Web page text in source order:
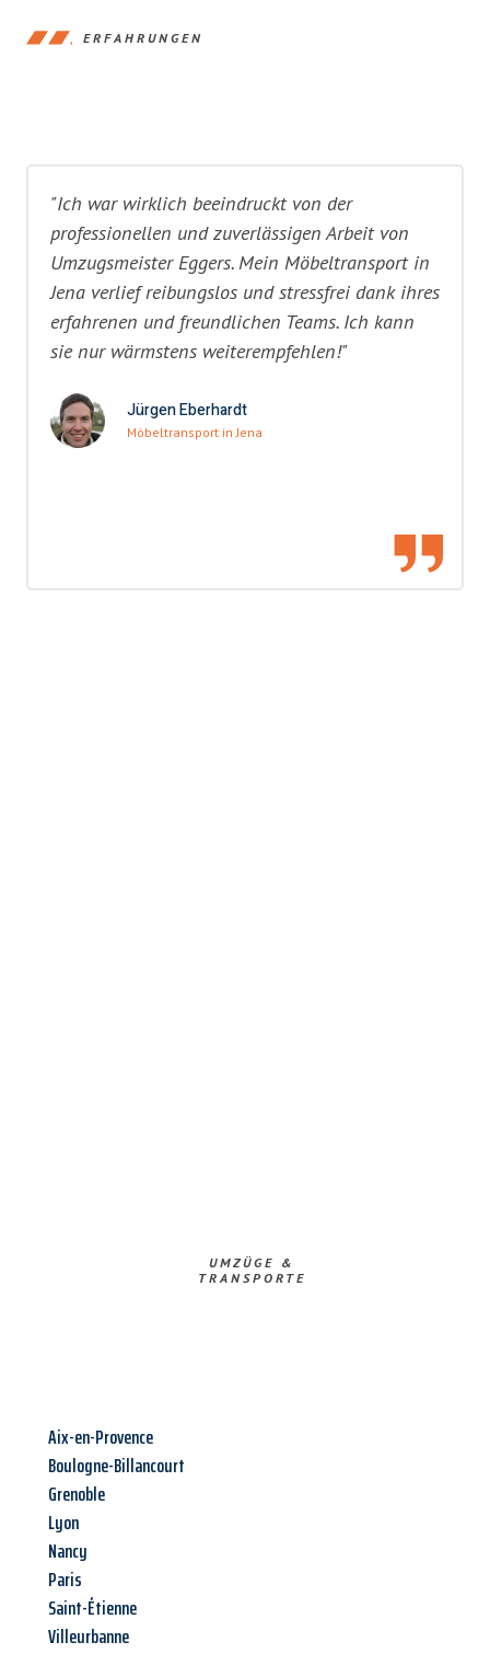
ERFAHRUNGEN
"Ich war wirklich beeindruckt von der
professionellen und zuverlässigen Arbeit von
Umzugsmeister Eggers. Mein Möbeltransport in
Jena verlief reibungslos und stressfrei dank ihres
erfahrenen und freundlichen Teams. Ich kann
sie nur wärmstens weiterempfehlen!"
Jürgen Eberhardt
Möbeltransport in Jena
UMZÜGE &
TRANSPORTE
Aix-en-Provence
Boulogne-Billancourt
Grenoble
Lyon
Nancy
Paris
Saint-Étienne
Villeurbanne